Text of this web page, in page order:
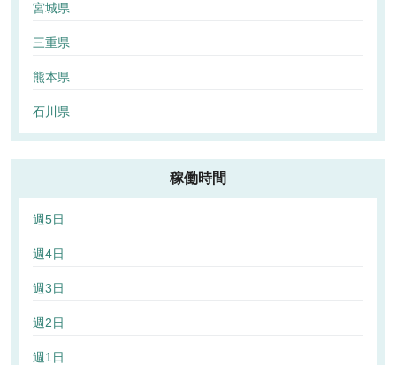
宮城県
三重県
熊本県
石川県
稼働時間
週5日
週4日
週3日
週2日
週1日